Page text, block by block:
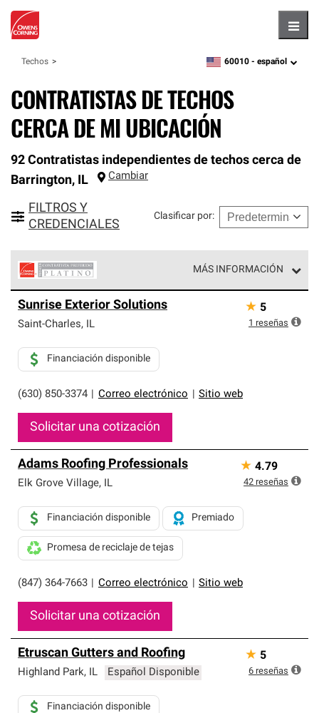
Techos zipcode, language
60010 - español
CONTRATISTAS DE TECHOS
CERCA DE MI UBICACIÓN
92 Contratistas independientes de techos cerca de
Barrington, IL Cambiar
FILTROS Y
CREDENCIALES
Clasificar por:
MÁS INFORMACIÓN
Corning constituyen el nivel superior de nuestra red
exclusiva y cumplen con estándares estrictos de
Solo ellos pueden ofrecer nuestra mejor garantía de
sistemas de techos.
Sunrise Exterior Solutions
Saint-Charles, IL
(630) 850-3374 Correo electrónico Sitio web
Financiación disponible
Solicitar una cotización
★ 5
1 reseñas
Adams Roofing Professionals
Elk Grove Village, IL
(847) 364-7663 Correo electrónico Sitio web
Financiación disponible Premiado
Promesa de reciclaje de tejas
Solicitar una cotización
★ 4.79
42 reseñas
Etruscan Gutters and Roofing
Highland Park, IL Español Disponible
Financiación disponible
★ 5
6 reseñas